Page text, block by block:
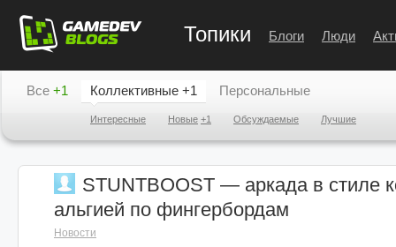
Топики Блоги Люди
Все +1 Коллективные +1
Интересные Новые +1 Обсуждаемые Лучшие
Персональные
STUNTBOOST — аркада в стиле
альгией по фингербордам
Новости